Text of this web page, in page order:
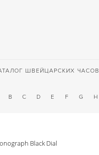
ШВЕЙЦАРСКИХ ЧАСОВ
B C D E F G H
Black Dial